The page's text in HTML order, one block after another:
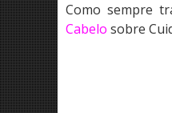
Como sempre
Cabelo sobre